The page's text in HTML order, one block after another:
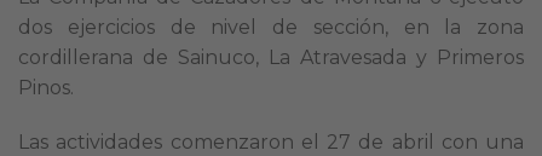
dos ejercicios de nivel de sección, en la zona
cordillerana de Sainuco, La Atravesada y Primeros
Pinos.
Las actividades comenzaron el 27 de abril con una